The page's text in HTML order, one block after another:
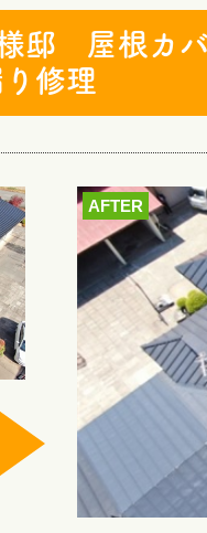
邸 屋根カバ
修理
AFTER